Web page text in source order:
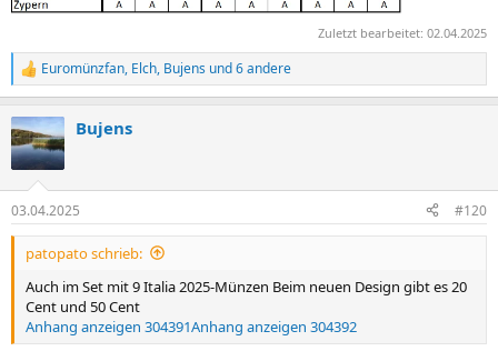
Zuletzt bearbeitet: 02.04.2025
R
e
k
t
i
e
n
Euromünzfan, Elch, Bujens und 6 andere
Bujens
03.04.2025 #120
patopato schrieb:
Auch im Set mit 9 Italia 2025-Münzen Beim neuen Design gibt es 20
Cent und 50 Cent
Anhang anzeigen 304391Anhang anzeigen 304392